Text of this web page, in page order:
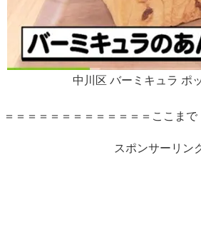
中川区 バーミキュラ ポ
＝＝＝＝＝＝＝＝＝＝＝＝＝ここまで
スポンサーリン